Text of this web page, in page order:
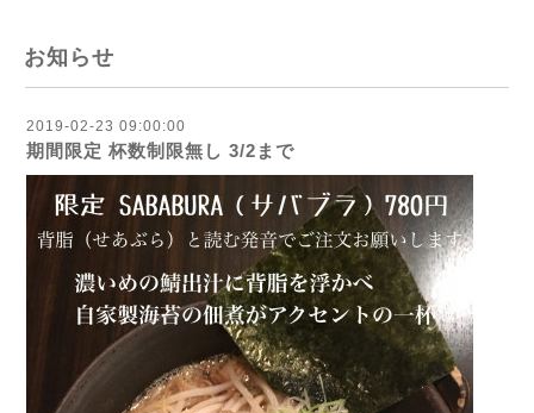
お知らせ
2019-02-23 09:00:00
期間限定 杯数制限無し 3/2まで